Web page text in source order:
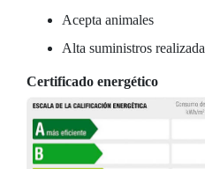
Acepta animales
Alta suministros realizada
Certificado energético